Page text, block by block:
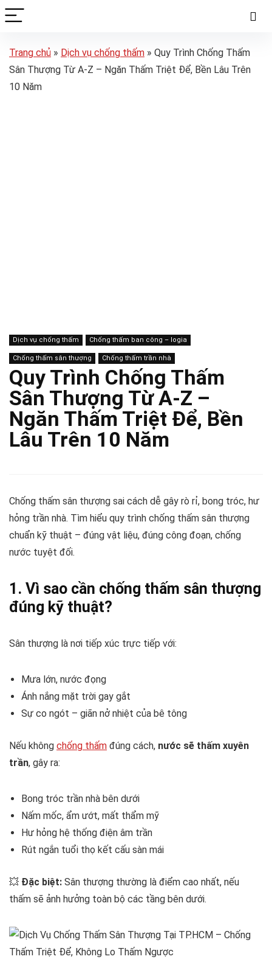
Trang chủ » Dịch vụ chống thấm » Quy Trình Chống Thấm
Sân Thượng Từ A-Z – Ngăn Thấm Triệt Để, Bền Lâu Trên
10 Năm
Dịch vụ chống thấm Chống thấm ban công – logia
Chống thấm sân thượng Chống thấm trần nhà
Quy Trình Chống Thấm
Sân Thượng Từ A-Z –
Ngăn Thấm Triệt Để, Bền
Lâu Trên 10 Năm
Chống thấm sân thượng sai cách dễ gây rò rỉ, bong tróc, hư
hỏng trần nhà. Tìm hiểu quy trình chống thấm sân thượng
chuẩn kỹ thuật – đúng vật liệu, đúng công đoạn, chống
nước tuyệt đối.
1. Vì sao cần chống thấm sân thượng
đúng kỹ thuật?
Sân thượng là nơi tiếp xúc trực tiếp với:
Mưa lớn, nước đọng
Ánh nắng mặt trời gay gắt
Sự co ngót – giãn nở nhiệt của bê tông
Nếu không chống thấm đúng cách, nước sẽ thấm xuyên
trần, gây ra:
Bong tróc trần nhà bên dưới
Nấm mốc, ẩm ướt, mất thẩm mỹ
Hư hỏng hệ thống điện âm trần
Rút ngắn tuổi thọ kết cấu sàn mái
💥 Đặc biệt: Sân thượng thường là điểm cao nhất, nếu
thấm sẽ ảnh hưởng toàn bộ các tầng bên dưới.